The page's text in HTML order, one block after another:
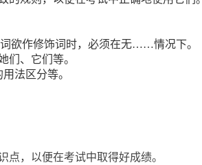
欲作修饰词时，必须在无……情况下。
们、它们等。
法区分等。
，以便在考试中取得好成绩。